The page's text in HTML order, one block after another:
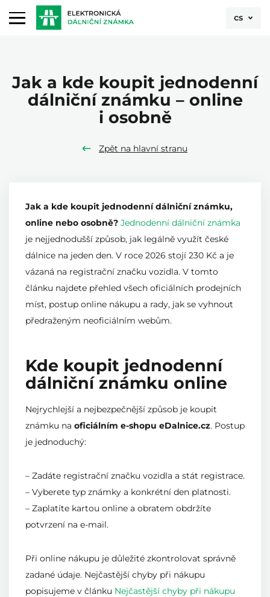
cs
Jak a kde koupit jednodenní
dálniční známku – online
i osobně
Zpět na hlavní stranu
Jak a kde koupit jednodenní dálniční známku,
online nebo osobně? Jednodenní dálniční známka
je nejjednodušší způsob, jak legálně využít české
dálnice na jeden den. V roce 2026 stojí 230 Kč a je
vázaná na registrační značku vozidla. V tomto
článku najdete přehled všech oficiálních prodejních
míst, postup online nákupu a rady, jak se vyhnout
předraženým neoficiálním webům.
Kde koupit jednodenní
dálniční známku online
Nejrychlejší a nejbezpečnější způsob je koupit
známku na oficiálním e-shopu eDalnice.cz. Postup
je jednoduchý:
– Zadáte registrační značku vozidla a stát registrace.
– Vyberete typ známky a konkrétní den platnosti.
– Zaplatíte kartou online a obratem obdržíte
potvrzení na e-mail.
Při online nákupu je důležité zkontrolovat správně
zadané údaje. Nejčastější chyby při nákupu
popisujeme v článku Nejčastější chyby při nákupu